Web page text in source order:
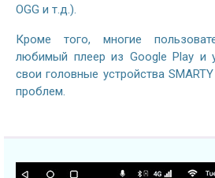
OGG и т.д.).
Кроме того, многие
любимый плеер из Google Play и
свои головные устройства
проблем.